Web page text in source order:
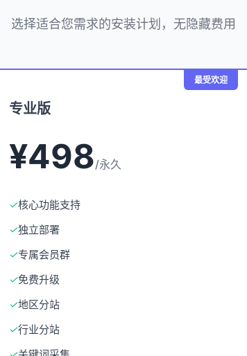
选择适合您需求的安装计划，无隐藏费用
最受欢迎
专业版
¥498/永久
✓核心功能支持
✓独立部署
✓专属会员群
✓免费升级
✓地区分站
✓行业分站